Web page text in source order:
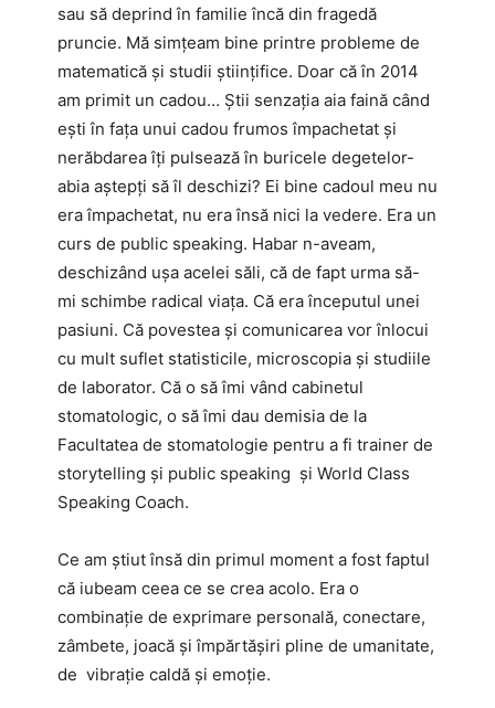
sau să deprind în familie încă din fragedă
pruncie. Mă simțeam bine printre probleme de
matematică și studii științifice. Doar că în 2014
am primit un cadou… Știi senzația aia faină când
ești în fața unui cadou frumos împachetat și
nerăbdarea îți pulsează în buricele degetelor-
abia aștepți să îl deschizi? Ei bine cadoul meu nu
era împachetat, nu era însă nici la vedere. Era un
curs de public speaking. Habar n-aveam,
deschizând ușa acelei săli, că de fapt urma să-
mi schimbe radical viața. Că era începutul unei
pasiuni. Că povestea și comunicarea vor înlocui
cu mult suflet statisticile, microscopia și studiile
de laborator. Că o să îmi vând cabinetul
stomatologic, o să îmi dau demisia de la
Facultatea de stomatologie pentru a fi trainer de
storytelling și public speaking și World Class
Speaking Coach.
Ce am știut însă din primul moment a fost faptul
că iubeam ceea ce se crea acolo. Era o
combinație de exprimare personală, conectare,
zâmbete, joacă și împărtășiri pline de umanitate,
de vibrație caldă și emoție.